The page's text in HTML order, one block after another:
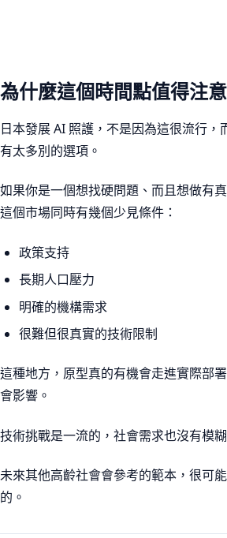
為什麼這個時間點值得注意
日本發展 AI 照護，不是因為這很流行，
有太多別的選項。
如果你是一個想找硬問題、而且想做有
這個市場同時有幾個少見條件：
政策支持
長期人口壓力
明確的機構需求
很難但很真實的技術限制
這種地方，原型真的有機會走進實際部
會影響。
技術挑戰是一流的，社會需求也沒有模
未來其他高齡社會會參考的範本，很可
的。